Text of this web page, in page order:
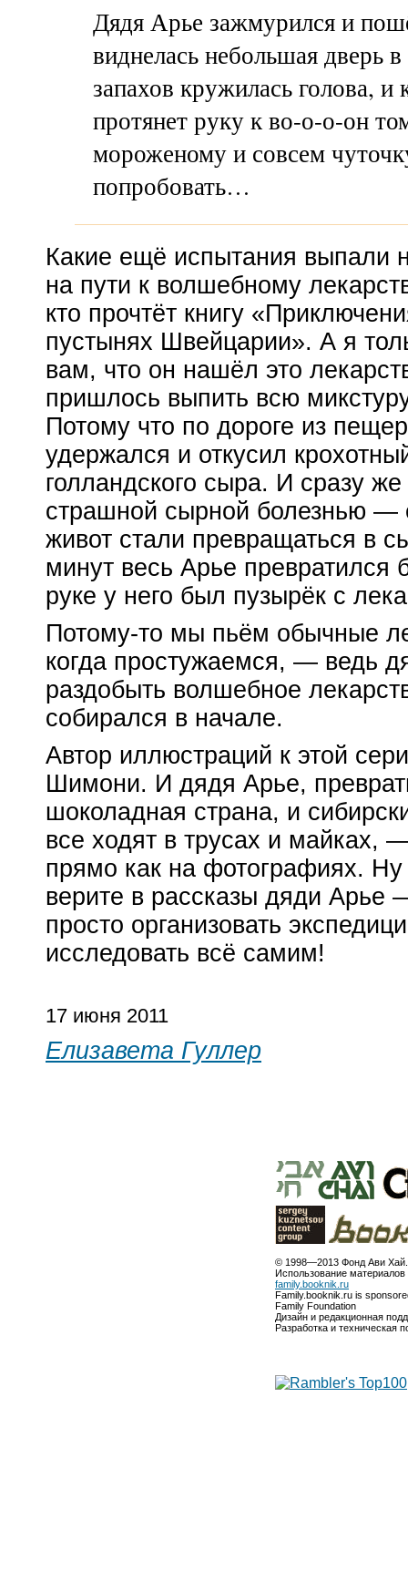
Дядя Арье зажмурился и
виднелась небольшая дверь
запахов кружилась голова,
протянет руку к во-о-о-он
мороженому и совсем
попробовать…
Какие ещё испытания выпали
на пути к волшебному
кто прочтёт книгу
пустынях Швейцарии». А я
вам, что он нашёл это
пришлось выпить всю
Потому что по дороге из
удержался и откусил
голландского сыра. И сразу
страшной сырной болезнью —
живот стали превращаться в
минут весь Арье превратился
руке у него был пузырёк с
Потому-то мы пьём обычные
когда простужаемся, — ведь
раздобыть волшебное
собирался в начале.
Автор иллюстраций к этой
Шимони. И дядя Арье,
шоколадная страна, и
все ходят в трусах и майках,
прямо как на фотографиях.
верите в рассказы дяди
просто организовать
исследовать всё самим!
17 июня 2011
Елизавета Гуллер
© 1998—2013 Фонд Ави
Использование
family.booknik.ru
Family.booknik.ru is
Family Foundation
Дизайн и редакционная
Разработка и техническая